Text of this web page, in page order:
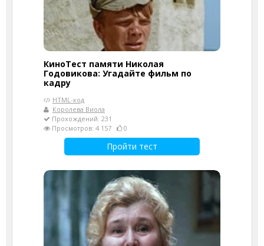
КиноТест памяти Николая
Годовикова: Угадайте фильм по
кадру
HTML-код
Королева Виола
Прохождений: 231
Просмотров: 4 157
0
Пройти тест